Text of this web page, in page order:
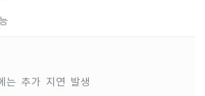
는 추가 지연 발생